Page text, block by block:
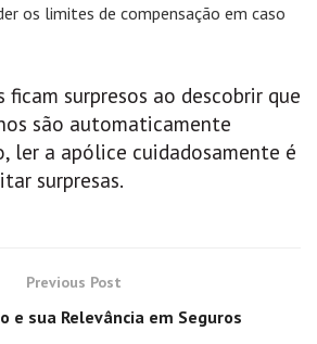
os limites de compensação em caso
ficam surpresos ao descobrir que
são automaticamente
ler a apólice cuidadosamente é
surpresas.
Previous Post
e sua Relevância em Seguros